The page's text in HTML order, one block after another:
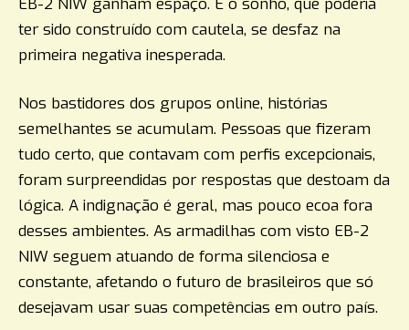
ter sido construído com cautela, se desfaz na
primeira negativa inesperada.
Nos bastidores dos grupos online, histórias
semelhantes se acumulam. Pessoas que fizeram
tudo certo, que contavam com perfis excepcionais,
foram surpreendidas por respostas que destoam da
lógica. A indignação é geral, mas pouco ecoa fora
desses ambientes. As armadilhas com visto EB-2
NIW seguem atuando de forma silenciosa e
constante, afetando o futuro de brasileiros que só
desejavam usar suas competências em outro país.